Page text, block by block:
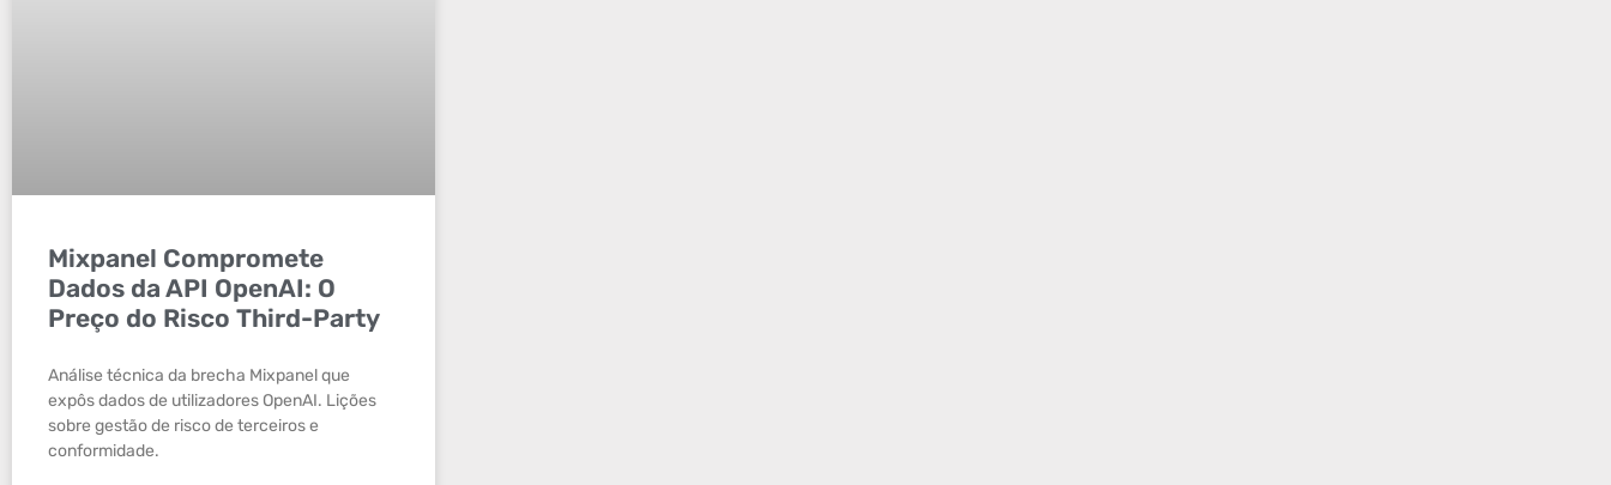
Mixpanel Compromete
Dados da API OpenAI: O
Preço do Risco Third-Party
Análise técnica da brecha Mixpanel que
expôs dados de utilizadores OpenAI. Lições
sobre gestão de risco de terceiros e
conformidade.